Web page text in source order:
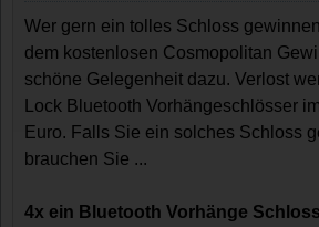
Wer gern ein tolles Schloss
dem kostenlosen Cosmopolitan
schöne Gelegenheit dazu. Verlost
Lock Bluetooth Vorhängeschlösser
Euro. Falls Sie ein solches Schloss
brauchen Sie ...
4x ein Bluetooth Vorhänge